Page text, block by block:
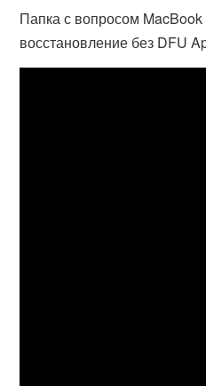
Папка с вопросом
восстановление без DFU